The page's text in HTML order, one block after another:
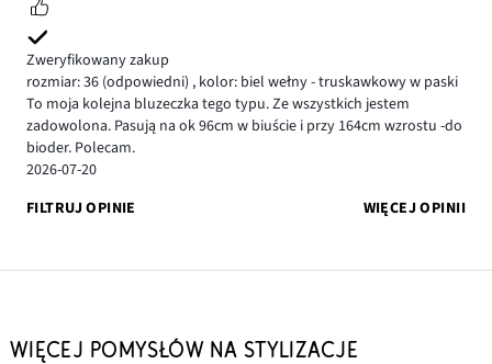
Zweryfikowany zakup
rozmiar: 36 (odpowiedni) , kolor: biel wełny - truskawkowy w paski
To moja kolejna bluzeczka tego typu. Ze wszystkich jestem
zadowolona. Pasują na ok 96cm w biuście i przy 164cm wzrostu -do
bioder. Polecam.
2026-07-20
FILTRUJ OPINIE
WIĘCEJ OPINII
WIĘCEJ POMYSŁÓW NA STYLIZACJE